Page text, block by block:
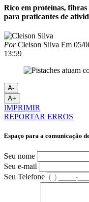
Rico em proteínas,
para praticantes de
PorCleison Silva Em 05/
13:59
A-
A+
IMPRIMIR
REPORTAR ERROS
Espaço para a comunicação
Seu nome
Seu e-mail
Seu Telefone